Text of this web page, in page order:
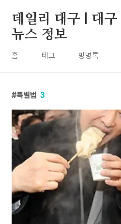
데일리 대구 | 대구
뉴스 정보
홈 태그 방명록
특별법 3